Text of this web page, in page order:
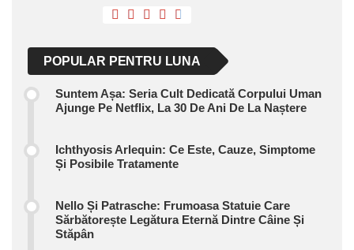
POPULAR PENTRU LUNA
Suntem Așa: Seria Cult Dedicată Corpului Uman
Ajunge Pe Netflix, La 30 De Ani De La Naștere
Ichthyosis Arlequin: Ce Este, Cauze, Simptome
Și Posibile Tratamente
Nello Și Patrasche: Frumoasa Statuie Care
Sărbătorește Legătura Eternă Dintre Câine Și
Stăpân